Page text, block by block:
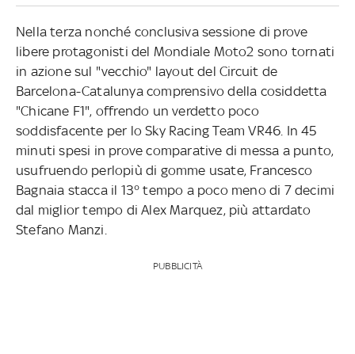
Nella terza nonché conclusiva sessione di prove
libere protagonisti del Mondiale Moto2 sono tornati
in azione sul "vecchio" layout del Circuit de
Barcelona-Catalunya comprensivo della cosiddetta
"Chicane F1", offrendo un verdetto poco
soddisfacente per lo Sky Racing Team VR46. In 45
minuti spesi in prove comparative di messa a punto,
usufruendo perlopiù di gomme usate, Francesco
Bagnaia stacca il 13° tempo a poco meno di 7 decimi
dal miglior tempo di Alex Marquez, più attardato
Stefano Manzi.
PUBBLICITÀ